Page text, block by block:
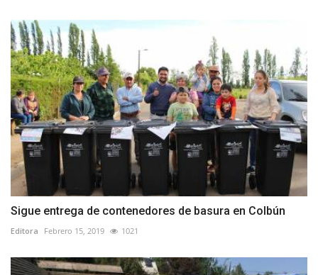
Sigue entrega de contenedores de basura en Colbún
Editora Febrero 15, 2019 1021